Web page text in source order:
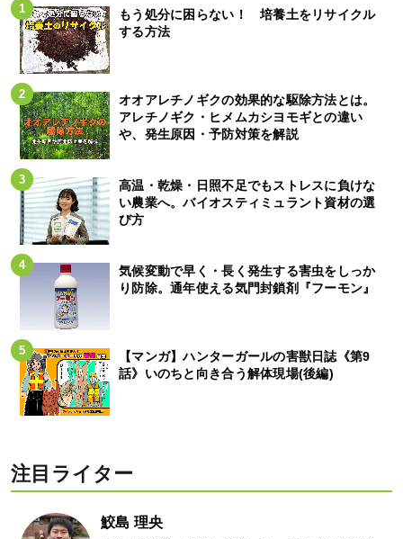
もう処分に困らない！ 培養土をリサイクル
する方法
オオアレチノギクの効果的な駆除方法とは。
アレチノギク・ヒメムカシヨモギとの違い
や、発生原因・予防対策を解説
高温・乾燥・日照不足でもストレスに負けな
い農業へ。バイオスティミュラント資材の選
び方
気候変動で早く・長く発生する害虫をしっか
り防除。通年使える気門封鎖剤『フーモン』
【マンガ】ハンターガールの害獣日誌《第9
話》いのちと向き合う解体現場(後編)
注目ライター
鮫島 理央